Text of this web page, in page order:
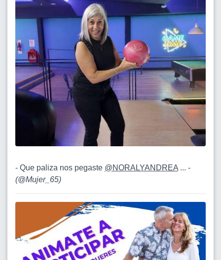
- Que paliza nos pegaste @NORALYANDREA ... -
(@Mujer_65)